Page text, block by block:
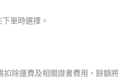
單時選擇。
扣除運費及相關證書費用，餘額將